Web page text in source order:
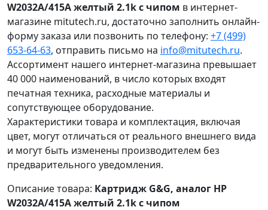
W2032A/415A желтый 2.1k с чипом в интернет-
магазине mitutech.ru, достаточно заполнить онлайн-
форму заказа или позвонить по телефону: +7 (499)
653-64-63, отправить письмо на info@mitutech.ru.
Ассортимент нашего интернет-магазина превышает
40 000 наименований, в число которых входят
печатная техника, расходные материалы и
сопутствующее оборудование.
Характеристики товара и комплектация, включая
цвет, могут отличаться от реального внешнего вида
и могут быть изменены производителем без
предварительного уведомления.
Описание товара: Картридж G&G, аналог HP
W2032A/415A желтый 2.1k с чипом